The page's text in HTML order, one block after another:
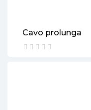
Cavo prolunga